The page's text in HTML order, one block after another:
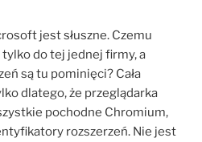
jest słuszne. Czemu
do tej jednej firmy, a
są tu pominięci? Cała
dlatego, że przeglądarka
pochodne Chromium,
rozszerzeń. Nie jest